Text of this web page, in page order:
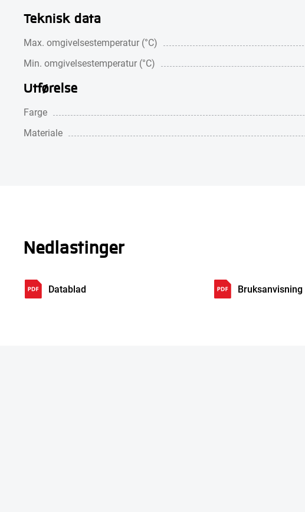
Teknisk data
Max. omgivelsestemperatur (°C)
Min. omgivelsestemperatur (°C)
Utførelse
Farge
Materiale
Nedlastinger
Datablad Bruksanvisning